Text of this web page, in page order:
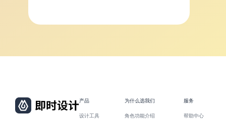
产品
设计工具
为什么选我们
角色功能介绍
服务
帮助中心